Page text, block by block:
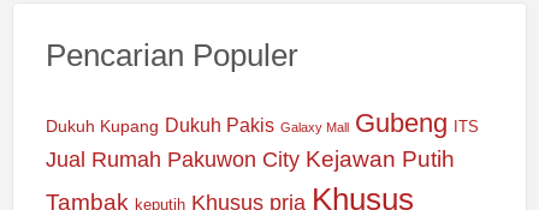
Pencarian Populer
Dukuh Kupang Dukuh Pakis Galaxy Mall Gubeng ITS
Jual Rumah Pakuwon City Kejawan Putih
Tambak keputih Khusus pria Khusus